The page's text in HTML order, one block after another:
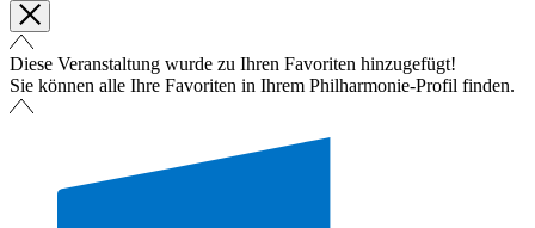
Diese Veranstaltung wurde zu Ihren Favoriten hinzugefügt!
Sie können alle Ihre Favoriten in Ihrem Philharmonie-Profil finden.